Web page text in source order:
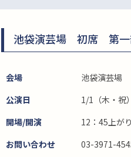
池袋演芸場 初席 第
会場
池袋演芸場
公演日
1/1（木・祝
開場/開演
12：45上が
お問い合わせ
03-3971-